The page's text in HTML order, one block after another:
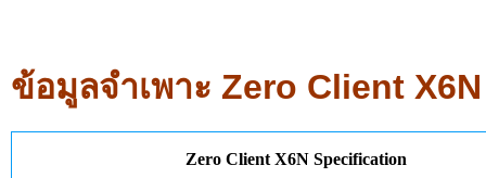
ข้อมูลจำเพาะ Zero Client X6N
Zero Client X6N Specification